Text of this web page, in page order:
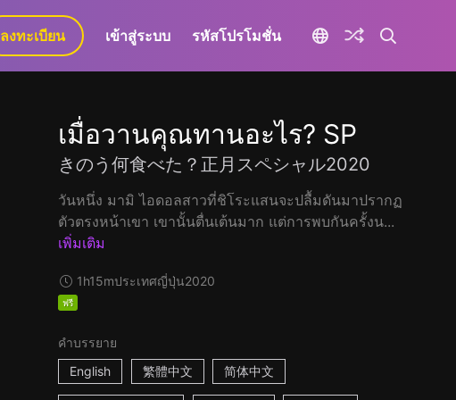
GaLa+
ลงทะเบียน เข้าสู่ระบบ รหัสโปรโมชั่น
เมื่อวานคุณทานอะไร? SP
きのう何食べた？正月スペシャル2020
วันหนึ่ง มามิ ไอดอลสาวที่ชิโระแสนจะปลื้มดันมาปรากฏ
ตัวตรงหน้าเขา เขานั้นตื่นเต้นมาก แต่การพบกันครั้งน...
เพิ่มเติม
1h15mประเทศญี่ปุ่น2020
ฟรี
คำบรรยาย
English
繁體中文 简体中文